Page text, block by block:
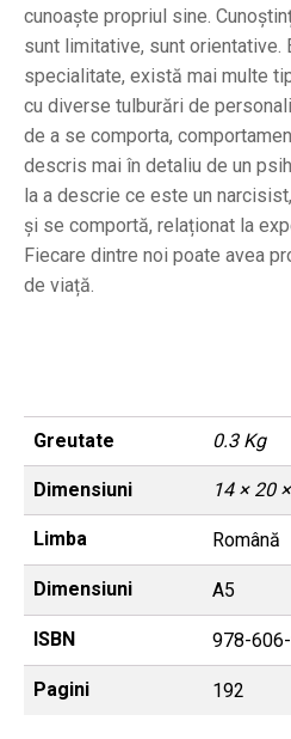
cunoaște propriul sine.
sunt limitative, sunt orientative.
specialitate, există mai multe
cu diverse tulburări de
de a se comporta,
descris mai în detaliu de un
la a descrie ce este un
și se comportă, relaționat la
Fiecare dintre noi poate avea
de viață.
Greutate 0.3 Kg
Dimensiuni 14 × 20
Limba Română
Dimensiuni A5
ISBN 978-
Pagini 192